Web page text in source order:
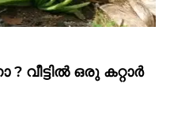
വീട്ടിൽ ഒരു കറ്റാർ